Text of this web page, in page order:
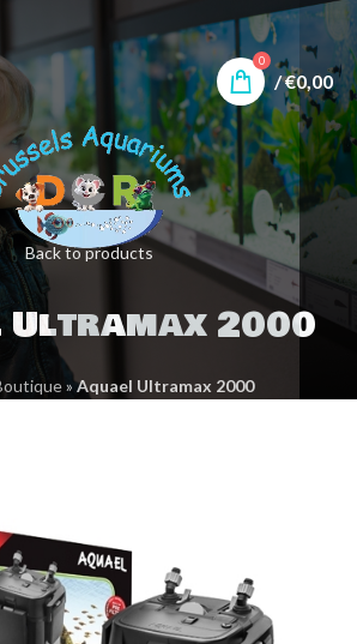
0
/€0,00
Back to products
Ultramax 2000
»Aquael Ultramax 2000